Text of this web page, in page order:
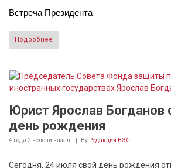
Встреча Президента
Подробнее
Юрист Ярослав Богданов
день рождения
4 года 2 недели назад By Редакция ВЭС
Сегодня, 24 июля свой день рождения